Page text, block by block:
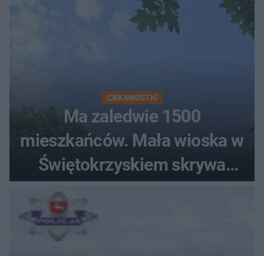
CIEKAWOSTKI
Ma zaledwie 1500
mieszkańców. Mała wioska w
Świętokrzyskiem skrywa
zabytki, bywał tu nawet król